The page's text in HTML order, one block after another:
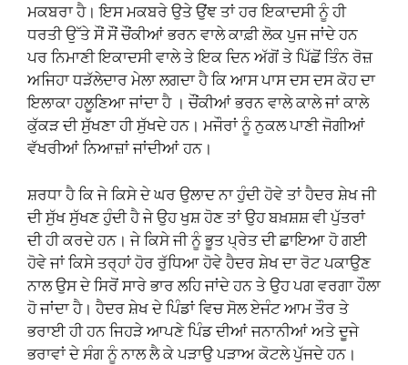
ਮਕਬਰਾ ਹੈ। ਇਸ ਮਕਬਰੇ ਉਤੇ ਉਂਞ ਤਾਂ ਹਰ ਇਕਾਦਸੀ ਨੂੰ ਹੀ
ਧਰਤੀ ਉੱਤੇ ਸੌਂ ਸੌਂ ਚੌਂਕੀਆਂ ਭਰਨ ਵਾਲੇ ਕਾਫ਼ੀ ਲੋਕ ਪੁਜ ਜਾਂਦੇ ਹਨ
ਪਰ ਨਿਮਾਣੀ ਇਕਾਦਸੀ ਵਾਲੇ ਤੇ ਇਕ ਦਿਨ ਅੱਗੋਂ ਤੇ ਪਿੱਛੋਂ ਤਿੰਨ ਰੋਜ਼
ਅਜਿਹਾ ਧੜੱਲੇਦਾਰ ਮੇਲਾ ਲਗਦਾ ਹੈ ਕਿ ਆਸ ਪਾਸ ਦਸ ਦਸ ਕੋਹ ਦਾ
ਇਲਾਕਾ ਹਲੂਣਿਆ ਜਾਂਦਾ ਹੈ । ਚੌਂਕੀਆਂ ਭਰਨ ਵਾਲੇ ਕਾਲੇ ਜਾਂ ਕਾਲੇ
ਕੁੱਕੜ ਦੀ ਸੁੱਖਣਾ ਹੀ ਸੁੱਖਦੇ ਹਨ। ਮਜੌਰਾਂ ਨੂੰ ਨੁਕਲ ਪਾਣੀ ਜੋਗੀਆਂ
ਵੱਖਰੀਆਂ ਨਿਆਜ਼ਾਂ ਜਾਂਦੀਆਂ ਹਨ।
ਸ਼ਰਧਾ ਹੈ ਕਿ ਜੇ ਕਿਸੇ ਦੇ ਘਰ ਉਲਾਦ ਨਾ ਹੁੰਦੀ ਹੋਵੇ ਤਾਂ ਹੈਦਰ ਸ਼ੇਖ ਜੀ
ਦੀ ਸੁੱਖ ਸੁੱਖਣ ਹੁੰਦੀ ਹੈ ਜੇ ਉਹ ਖੁਸ਼ ਹੋਣ ਤਾਂ ਉਹ ਬਖ਼ਸ਼ਸ਼ ਵੀ ਪੁੱਤਰਾਂ
ਦੀ ਹੀ ਕਰਦੇ ਹਨ। ਜੇ ਕਿਸੇ ਜੀ ਨੂੰ ਭੂਤ ਪ੍ਰੇਤ ਦੀ ਛਾਇਆ ਹੋ ਗਈ
ਹੋਵੇ ਜਾਂ ਕਿਸੇ ਤਰ੍ਹਾਂ ਹੋਰ ਰੁੱਧਿਆ ਹੋਵੇ ਹੈਦਰ ਸ਼ੇਖ ਦਾ ਰੋਟ ਪਕਾਉਣ
ਨਾਲ ਉਸ ਦੇ ਸਿਰੋਂ ਸਾਰੇ ਭਾਰ ਲਹਿ ਜਾਂਦੇ ਹਨ ਤੇ ਉਹ ਪਗ ਵਰਗਾ ਹੌਲਾ
ਹੋ ਜਾਂਦਾ ਹੈ। ਹੈਦਰ ਸ਼ੇਖ ਦੇ ਪਿੰਡਾਂ ਵਿਚ ਸੋਲ ਏਜੰਟ ਆਮ ਤੌਰ ਤੇ
ਭਰਾਈ ਹੀ ਹਨ ਜਿਹੜੇ ਆਪਣੇ ਪਿੰਡ ਦੀਆਂ ਜਨਾਨੀਆਂ ਅਤੇ ਦੂਜੇ
ਭਰਾਵਾਂ ਦੇ ਸੰਗ ਨੂੰ ਨਾਲ ਲੈ ਕੇ ਪੜਾਉ ਪੜਾਅ ਕੋਟਲੇ ਪੁੱਜਦੇ ਹਨ।